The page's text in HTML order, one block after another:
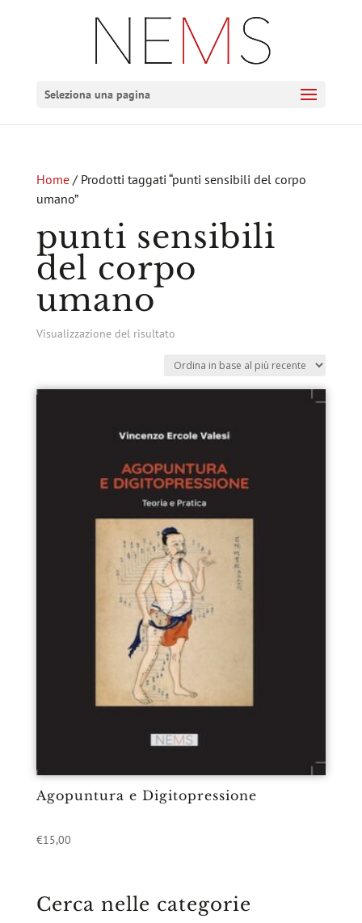
Seleziona una pagina
Home/ Prodotti taggati “punti sensibili del corpo
umano”
punti sensibili
del corpo
umano
Visualizzazione del risultato
Agopuntura e Digitopressione
€15,00
Cerca nelle categorie